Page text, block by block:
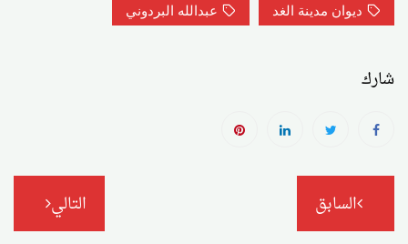
ديوان مدينة الغد عبدالله البردوني
شارك
تصفّح
المقالات
السابق التالي